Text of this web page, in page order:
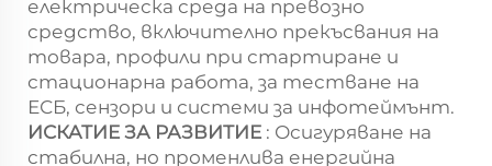
електрическа среда на превозно
средство, включително прекъсвания на
товара, профили при стартиране и
стационарна работа, за тестване на
ЕСБ, сензори и системи за инфотеймънт.
ИСКАТИЕ ЗА РАЗВИТИЕ : Осигуряване на
стабилна, но променлива енергийна